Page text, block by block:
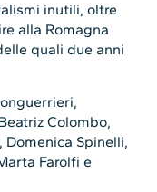
inutili, oltre
alla Romagna
quali due anni
Colombo,
Domenica Spinelli,
Farolfi e